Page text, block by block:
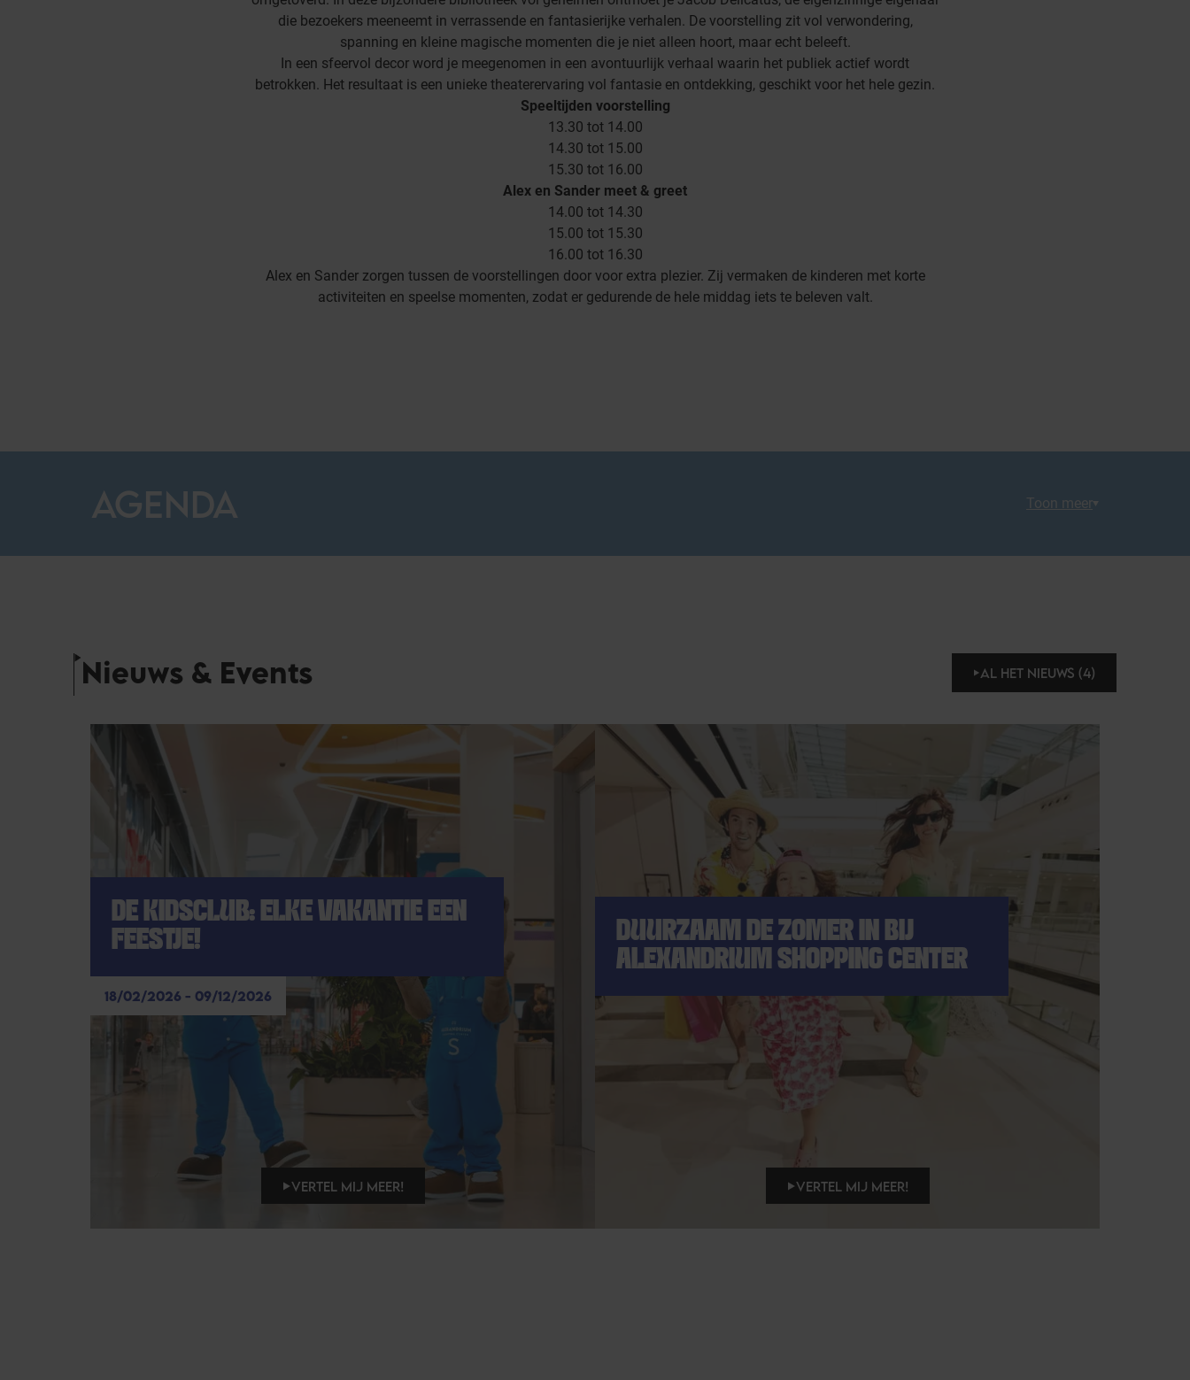
die bezoekers meeneemt in verrassende en fantasierijke verhalen. De voorstelling zit vol verwondering,
spanning en kleine magische momenten die je niet alleen hoort, maar echt beleeft.
In een sfeervol decor word je meegenomen in een avontuurlijk verhaal waarin het publiek actief wordt
betrokken. Het resultaat is een unieke theaterervaring vol fantasie en ontdekking, geschikt voor het hele gezin.
Speeltijden voorstelling
13.30 tot 14.00
14.30 tot 15.00
15.30 tot 16.00
Alex en Sander meet & greet
14.00 tot 14.30
15.00 tot 15.30
16.00 tot 16.30
Alex en Sander zorgen tussen de voorstellingen door voor extra plezier. Zij vermaken de kinderen met korte
activiteiten en speelse momenten, zodat er gedurende de hele middag iets te beleven valt.
AGENDA Toon meer
Nieuws & Events AL HET NIEUWS (4)
DE KIDSCLUB: ELKE VAKANTIE EEN
FEESTJE!
18/02/2026 - 09/12/2026
VERTEL MIJ MEER!
DUURZAAM DE ZOMER IN BIJ
ALEXANDRIUM SHOPPING CENTER
VERTEL MIJ MEER!